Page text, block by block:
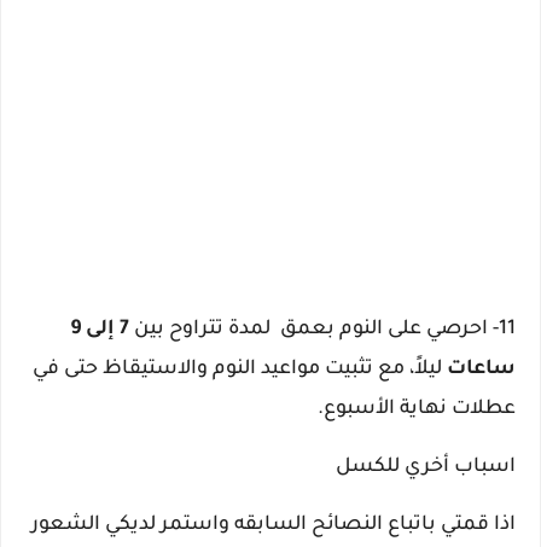
11- ا حرصي على النوم بعمق لمدة تتراوح بين
7 إلى 9
ساعات ليلاً، مع تثبيت مواعيد النوم والاستيقاظ حتى في
عطلات نهاية الأسبوع.
اسباب أخري للكسل
اذا قمتي باتباع النصائح السابقه واستمر لديكي الشعور